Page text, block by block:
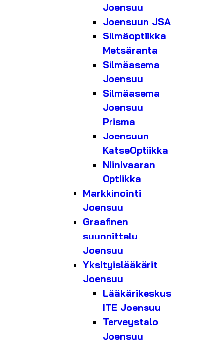
Joensuu
Joensuun JSA
Silmäoptiikka
Metsäranta
Silmäasema
Joensuu
Silmäasema
Joensuu
Prisma
Joensuun
KatseOptiikka
Niinivaaran
Optiikka
Markkinointi
Joensuu
Graafinen
suunnittelu
Joensuu
Yksityislääkärit
Joensuu
Lääkärikeskus
ITE Joensuu
Terveystalo
Joensuu